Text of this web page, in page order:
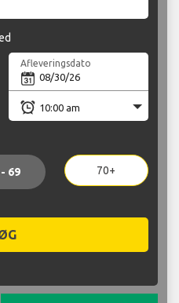
Afleveringsdato
69 70+